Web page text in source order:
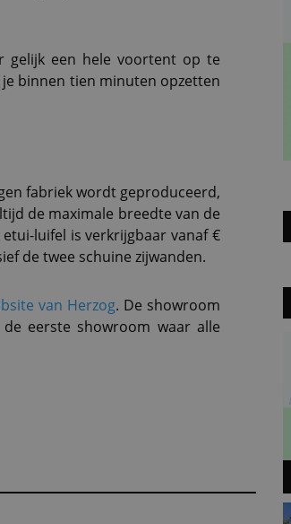
gelijk een hele voortent op te
binnen tien minuten opzetten
fabriek wordt geproduceerd,
de maximale breedte van de
luifel is verkrijgbaar vanaf €
de twee schuine zijwanden.
van Herzog. De showroom
eerste showroom waar alle